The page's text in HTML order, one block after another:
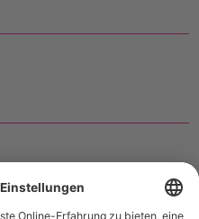
Befindet sich ein Warenwert
Artikeln in Ihrem Warenkorb, ist der